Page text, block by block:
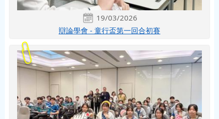
19/03/2026
辯論學會 - 童行盃第一回合初賽